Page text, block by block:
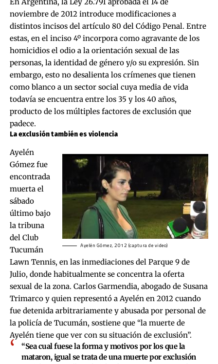
noviembre de 2012 introduce modificaciones a
distintos incisos del artículo 80 del Código Penal. Entre
estas, en el inciso 4º incorpora como agravante de los
homicidios el odio a la orientación sexual de las
personas, la identidad de género y/o su expresión. Sin
embargo, esto no desalienta los crímenes que tienen
como blanco a un sector social cuya media de vida
todavía se encuentra entre los 35 y los 40 años,
producto de los múltiples factores de exclusión que
padece.
La exclusión también es violencia
Ayelén Gómez, 2012 (captura de video)
Ayelén
Gómez fue
encontrada
muerta el
sábado
último bajo
la tribuna
del Club
Tucumán
Lawn Tennis, en las inmediaciones del Parque 9 de
Julio, donde habitualmente se concentra la oferta
sexual de la zona. Carlos Garmendia, abogado de Susana
Trimarco y quien representó a Ayelén en 2012 cuando
fue detenida arbitrariamente y abusada por personal de
la policía de Tucumán, sostiene que “la muerte de
Ayelén tiene que ver con su situación de exclusión”.
“Sea cual fuese la forma y motivos por los que la
mataron, igual se trata de una muerte por exclusión